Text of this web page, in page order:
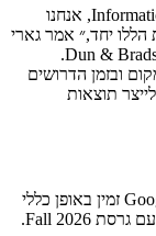
״כלקוחות וגם כשותפים של Google Cloud ושל Informatica, אנחנו
יחד,״ אמר גארי
קוטובץ, מנהל הדאטה והאנליטיקה הראשי ב-Dun & Bradstreet.
ובזמן הדרושים
תוצאות
CLAIRE GPT על Google Cloud Points of Delivery זמין באופן כללי